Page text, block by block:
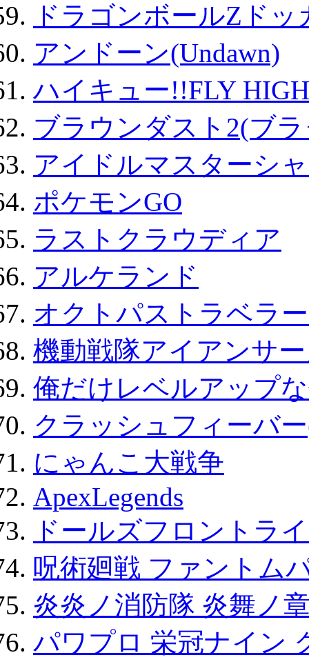
ドラゴンボールZド
アンドーン(Undawn)
ハイキュー!!FLY HIGH
ブラウンダスト2(ブ
アイドルマスターシ
ポケモンGO
ラストクラウディア
アルケランド
オクトパストラベラ
機動戦隊アイアンサ
俺だけレベルアップ
クラッシュフィーバ
にゃんこ大戦争
ApexLegends
ドールズフロントラ
呪術廻戦 ファントム
炎炎ノ消防隊 炎舞ノ
パワプロ 栄冠ナイン